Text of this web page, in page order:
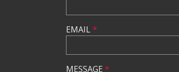
EMAIL*
MESSAGE *